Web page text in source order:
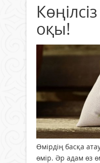
оқы!
Өмірдің басқа
өмір. Әр адам өз